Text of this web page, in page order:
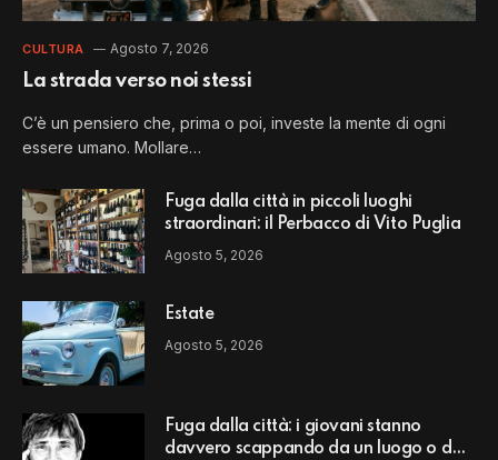
CULTURA Agosto 7, 2026
La strada verso noi stessi
C’è un pensiero che, prima o poi, investe la mente di ogni
essere umano. Mollare…
Fuga dalla città in piccoli luoghi
straordinari: il Perbacco di Vito Puglia
Agosto 5, 2026
Estate
Agosto 5, 2026
Fuga dalla città: i giovani stanno
davvero scappando da un luogo o da